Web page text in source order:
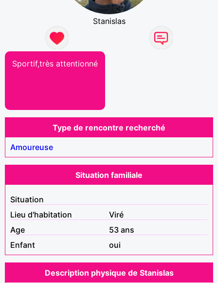
Stanislas
Sportif,très attentionné
Type de rencontre recherché
Amoureuse
Situation familiale
Situation
Lieu d'habitation
Viré
Age
53 ans
Enfant
oui
Description physique de Stanislas